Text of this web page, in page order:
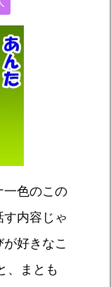
一色のこの
内容じゃ
好きなこ
、まとも